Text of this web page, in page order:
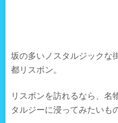
坂の多いノスタルジックな
都リスボン。
リスボンを訪れるなら、名
タルジーに浸ってみたいも